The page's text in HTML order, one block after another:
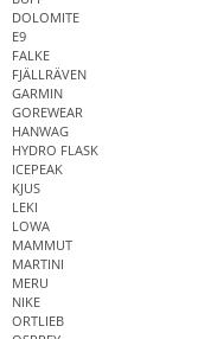
DOLOMITE
E9
FALKE
FJÄLLRÄVEN
GARMIN
GOREWEAR
HANWAG
HYDRO FLASK
ICEPEAK
KJUS
LEKI
LOWA
MAMMUT
MARTINI
MERU
NIKE
ORTLIEB